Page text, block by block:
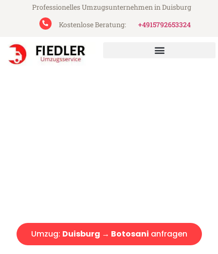
Professionelles Umzugsunternehmen in Duisburg
Kostenlose Beratung:
+4915792653324
Umzug: Duisburg → Botosani anfragen